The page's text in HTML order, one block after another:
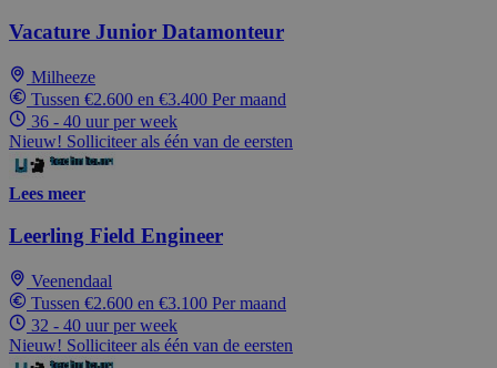
Vacature Junior Datamonteur
Milheeze
Tussen €2.600 en €3.400 Per maand
36 - 40 uur per week
Nieuw! Solliciteer als één van de eersten
Lees meer
Leerling Field Engineer
Veenendaal
Tussen €2.600 en €3.100 Per maand
32 - 40 uur per week
Nieuw! Solliciteer als één van de eersten